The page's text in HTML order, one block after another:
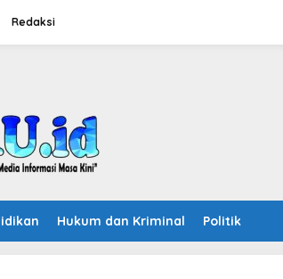
Redaksi
Hukum dan Kriminal Politik